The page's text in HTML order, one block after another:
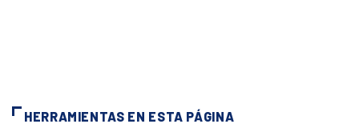
HERRAMIENTAS EN ESTA PÁGINA